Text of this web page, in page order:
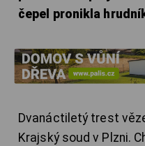
čepel pronikla
Dvanáctiletý trest
Krajský soud v Plzni.